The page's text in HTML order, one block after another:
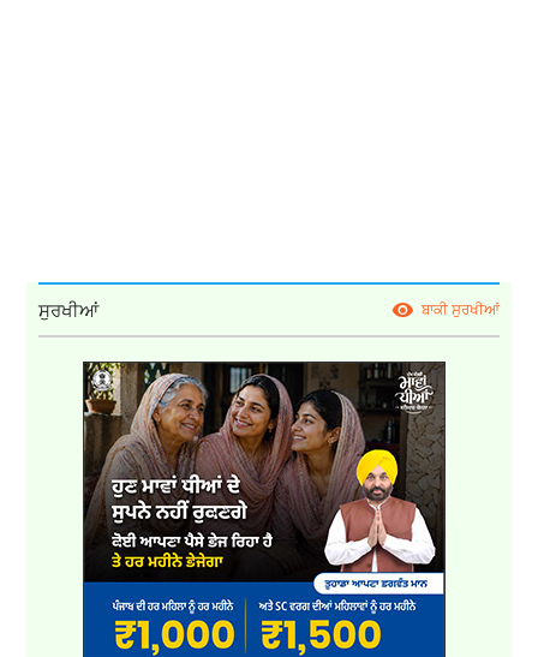
ਸੁਰਖੀਆਂ ਬਾਕੀ ਸੁਰਖੀਆਂ